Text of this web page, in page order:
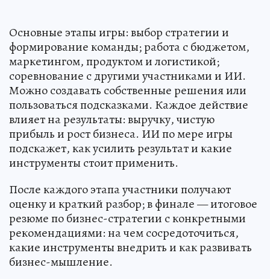
Основные этапы игры: выбор стратегии и
формирование команды; работа с бюджетом,
маркетингом, продуктом и логистикой;
соревнование с другими участниками и ИИ.
Можно создавать собственные решения или
пользоваться подсказками. Каждое действие
влияет на результаты: выручку, чистую
прибыль и рост бизнеса. ИИ по мере игры
подскажет, как усилить результат и какие
инструменты стоит применить.
После каждого этапа участники получают
оценку и краткий разбор; в финале — итоговое
резюме по бизнес-стратегии с конкретными
рекомендациями: на чем сосредоточиться,
какие инструменты внедрить и как развивать
бизнес-мышление.